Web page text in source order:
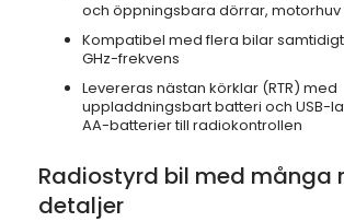
och öppningsbara dörrar,
Kompatibel med flera bilar
GHz-frekvens
Levereras nästan körklar (RTR) med
uppladdningsbart batteri och USB-
AA-batterier till radiokontrollen
Radiostyrd bil med många
detaljer